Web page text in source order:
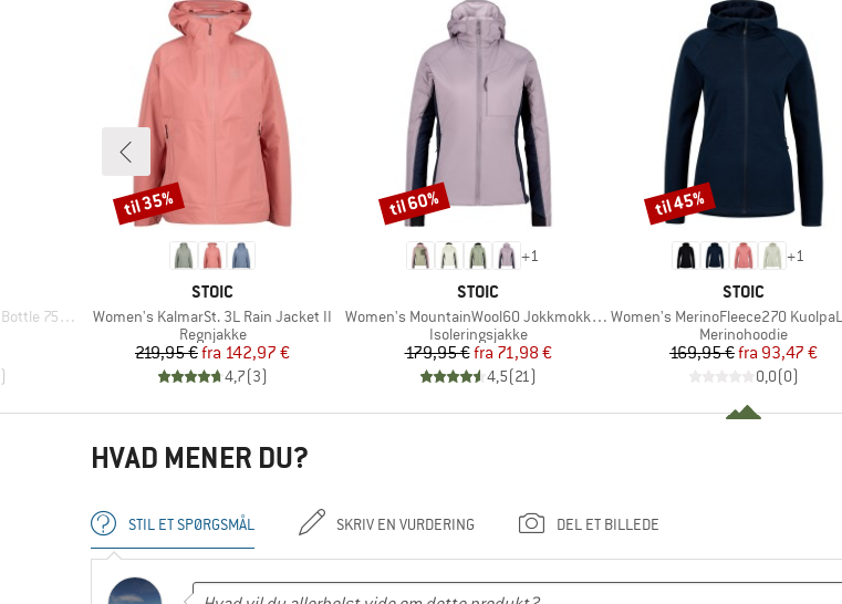
750ml
)
MÆRKE
STOIC
Artikel
Women's KalmarSt. 3L Rain Jacket II
Produktgruppe
Regnjakke
Pris
219,95 € Nedsat pris
fra 142,97 €
4,7(3)
Rabat
til 35%
+1
MÆRKE
STOIC
Artikel
Women's MountainWool60 JokkmokkSt. Hybrid Hoody
Produktgruppe
Isoleringsjakke
Pris
179,95 € Nedsat pris
fra 71,98 €
4,5(21)
Rabat
til 60%
+1
MÆRKE
STOIC
Artikel
Women's MerinoFleece270 KuolpaLightSt. Zip
Produktgruppe
Merinohoodie
Pris
169,95 € Nedsat pris
fra 93,47 €
0,0(0)
Rabat
til 45%
HVAD MENER DU?
STIL ET SPØRGSMÅL SKRIV EN VURDERING DEL ET BILLEDE